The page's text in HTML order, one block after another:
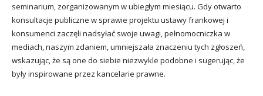
seminarium, zorganizowanym w ubiegłym miesiącu. Gdy otwarto
konsultacje publiczne w sprawie projektu ustawy frankowej i
konsumenci zaczęli nadsyłać swoje uwagi, pełnomocniczka w
mediach, naszym zdaniem, umniejszała znaczeniu tych zgłoszeń,
wskazując, że są one do siebie niezwykle podobne i sugerując, że
były inspirowane przez kancelarie prawne.